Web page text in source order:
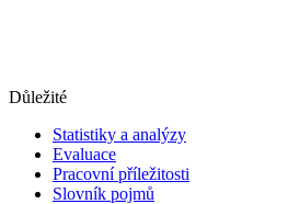
Důležité
Statistiky a analýzy
Evaluace
Pracovní příležitosti
Slovník pojmů